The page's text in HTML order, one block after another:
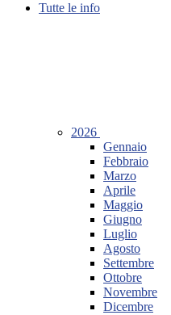
Tutte le info
2026
Gennaio
Febbraio
Marzo
Aprile
Maggio
Giugno
Luglio
Agosto
Settembre
Ottobre
Novembre
Dicembre